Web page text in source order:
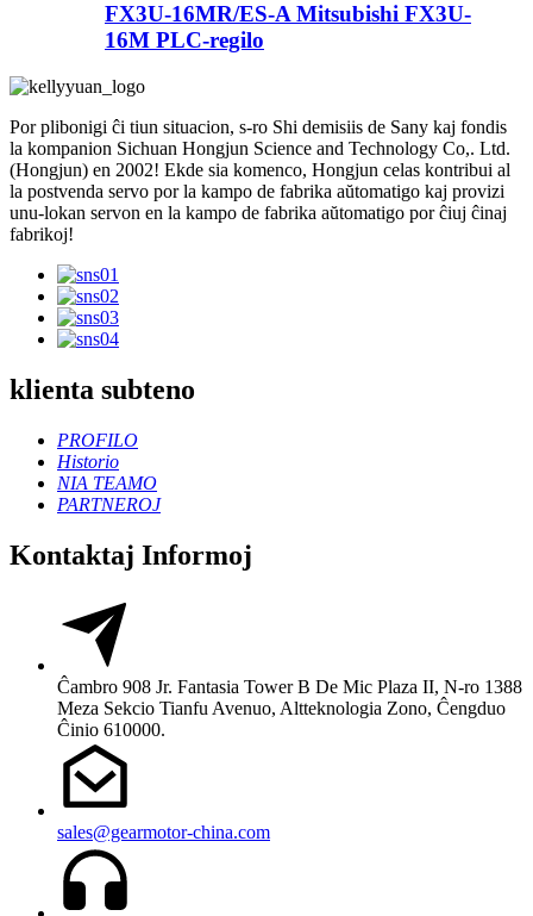
FX3U-16MR/ES-A Mitsubishi FX3U-
16M PLC-regilo
Por plibonigi ĉi tiun situacion, s-ro Shi demisiis de Sany kaj fondis
la kompanion Sichuan Hongjun Science and Technology Co,. Ltd.
(Hongjun) en 2002! Ekde sia komenco, Hongjun celas kontribui al
la postvenda servo por la kampo de fabrika aŭtomatigo kaj provizi
unu-lokan servon en la kampo de fabrika aŭtomatigo por ĉiuj ĉinaj
fabrikoj!
klienta subteno
PROFILO
Historio
NIA TEAMO
PARTNEROJ
Kontaktaj Informoj
Ĉambro 908 Jr. Fantasia Tower B De Mic Plaza II, N-ro 1388
Meza Sekcio Tianfu Avenuo, Altteknologia Zono, Ĉengduo
Ĉinio 610000.
sales@gearmotor-china.com